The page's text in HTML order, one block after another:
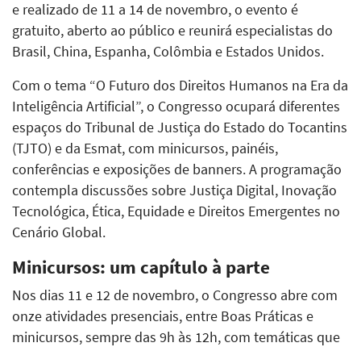
e realizado de 11 a 14 de novembro, o evento é
gratuito, aberto ao público e reunirá especialistas do
Brasil, China, Espanha, Colômbia e Estados Unidos.
Com o tema “O Futuro dos Direitos Humanos na Era da
Inteligência Artificial”, o Congresso ocupará diferentes
espaços do Tribunal de Justiça do Estado do Tocantins
(TJTO) e da Esmat, com minicursos, painéis,
conferências e exposições de banners. A programação
contempla discussões sobre Justiça Digital, Inovação
Tecnológica, Ética, Equidade e Direitos Emergentes no
Cenário Global.
Minicursos: um capítulo à parte
Nos dias 11 e 12 de novembro, o Congresso abre com
onze atividades presenciais, entre Boas Práticas e
minicursos, sempre das 9h às 12h, com temáticas que